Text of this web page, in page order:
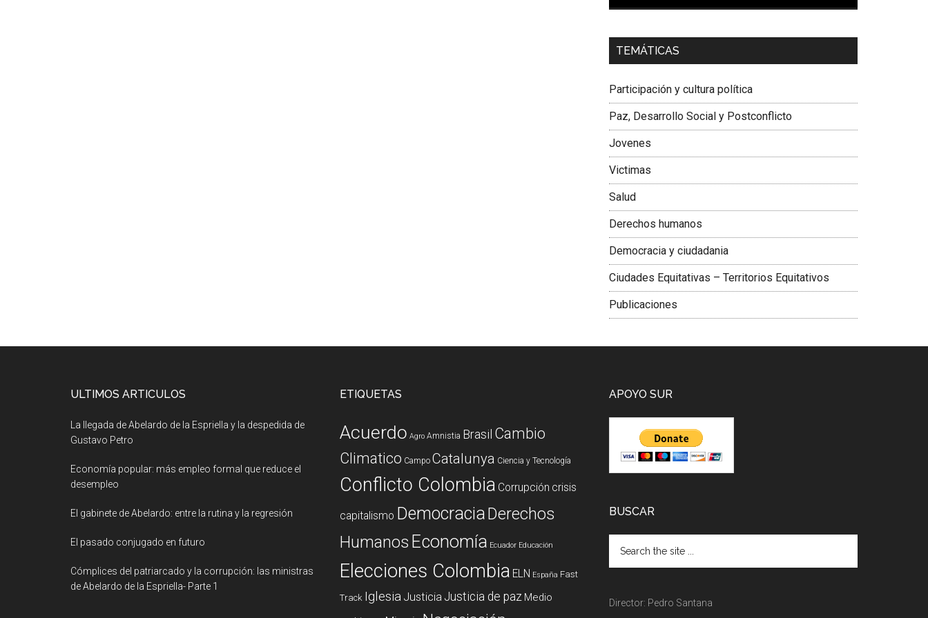
Dra. Carolina Corcho Mejía,
Latinoamericana Sur, Vicepresidenta Federación
TEMÁTICAS
Participación y cultura política
Paz, Desarrollo Social y Postconflicto
Jovenes
Victimas
Salud
Derechos humanos
Democracia y ciudadania
Ciudades Equitativas – Territorios Equitativos
Publicaciones
ULTIMOS ARTICULOS
La llegada de Abelardo de la Espriella y la despedida de
Gustavo Petro
Economía popular: más empleo formal que reduce el
desempleo
El gabinete de Abelardo: entre la rutina y la regresión
El pasado conjugado en futuro
Cómplices del patriarcado y la corrupción: las ministras
de Abelardo de la Espriella- Parte 1
ETIQUETAS
Acuerdo Agro Amnistia Brasil Cambio
Climatico Campo Catalunya Ciencia y Tecnología
Conflicto Colombia Corrupción crisis
capitalismo DemocraciaDerechos
Humanos Economía Ecuador Educación
Elecciones Colombia ELN España Fast
Track Iglesia Justicia Justicia de paz Medio
APOYO SUR
BUSCAR
Director: Pedro Santana